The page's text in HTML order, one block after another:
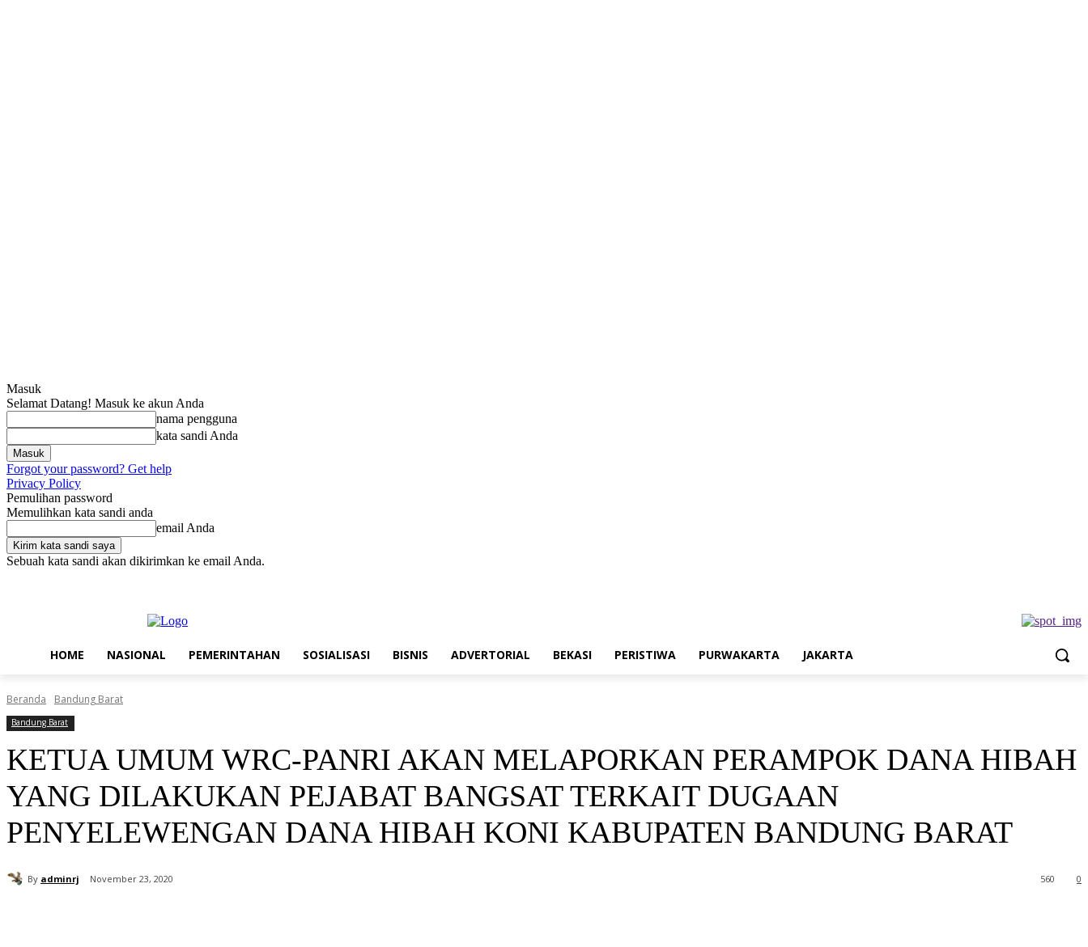
Masuk
Selamat Datang! Masuk ke akun Anda
nama pengguna
kata sandi Anda
Forgot your password? Get help
Privacy Policy
Pemulihan password
Memulihkan kata sandi anda
email Anda
Sebuah kata sandi akan dikirimkan ke email Anda.
HOME NASIONAL PEMERINTAHAN SOSIALISASI BISNIS ADVERTORIAL BEKASI PERISTIWA PURWAKARTA JAKARTA
Beranda Bandung Barat
Bandung Barat
KETUA UMUM WRC-PANRI AKAN MELAPORKAN PERAMPOK DANA HIBAH
YANG DILAKUKAN PEJABAT BANGSAT TERKAIT DUGAAN
PENYELEWENGAN DANA HIBAH KONI KABUPATEN BANDUNG BARAT
By adminrj November 23, 2020 0
560